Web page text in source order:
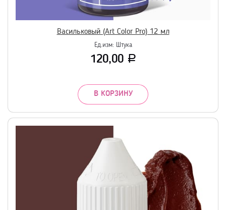
Васильковый (Art Color Pro) 12 мл
Ед.изм: Штука
120,00 Р
В КОРЗИНУ